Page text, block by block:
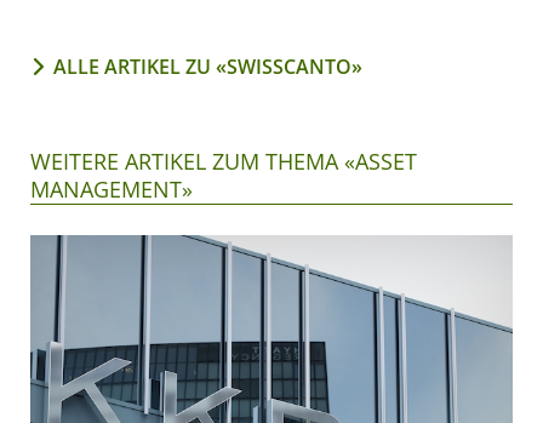
ALLE ARTIKEL ZU «SWISSCANTO»
WEITERE ARTIKEL ZUM THEMA «ASSET
MANAGEMENT»